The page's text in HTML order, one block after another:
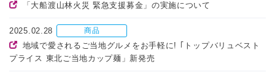
「大船渡山林火災 緊急支援募金」の実施について
2025.02.28 商品
地域で愛されるご当地グルメをお手軽に! ｢トップバリュベスト
プライス 東北ご当地カップ麺」新発売